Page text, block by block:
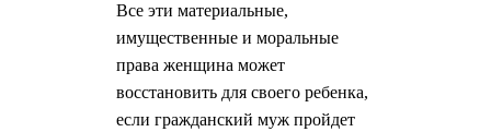
Все эти материальные,
имущественные и моральные
права женщина может
восстановить для своего ребенка,
если гражданский муж пройдет